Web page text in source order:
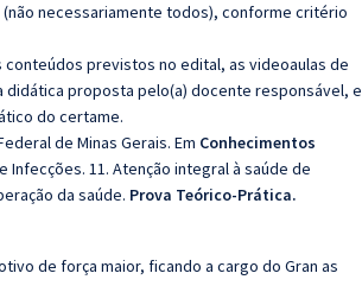
necessariamente todos), conforme critério
previstos no edital, as videoaulas de
proposta pelo(a) docente responsável, e
do certame.
de Minas Gerais. Em Conhecimentos
Infecções. 11. Atenção integral à saúde de
da saúde. Prova Teórico-Prática.
de força maior, ficando a cargo do Gran as